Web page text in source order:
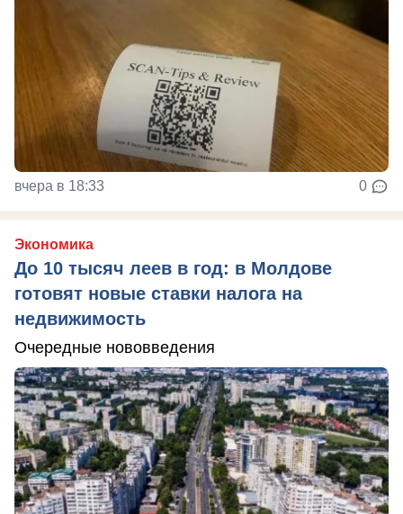
вчера в 18:33 0
Экономика
До 10 тысяч леев в год: в Молдове
готовят новые ставки налога на
недвижимость
Очередные нововведения